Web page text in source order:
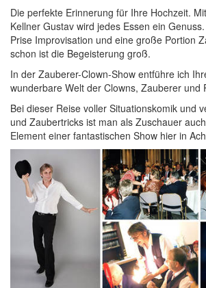
Die perfekte Erinnerung für Ihre Hochzeit.
Kellner Gustav wird jedes Essen ein
Prise Improvisation und eine große Portion
schon ist die Begeisterung groß.
In der Zauberer-Clown-Show entführe ich
wunderbare Welt der Clowns, Zauberer und
Bei dieser Reise voller Situationskomik und
und Zaubertricks ist man als Zuschauer
Element einer fantastischen Show hier in